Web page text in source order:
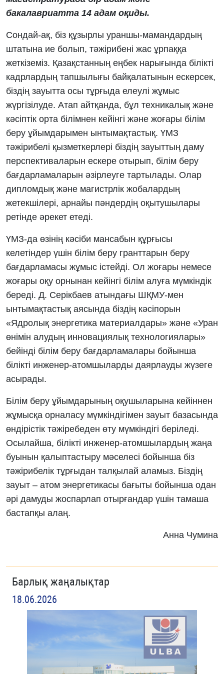
бакалавриатта 14 адам оқиды.
Сондай-ақ, біз құзырлы ураншы-мамандардың
штатына ие болып, тәжірибені жас ұрпаққа
жеткіземіз. Қазақстанның еңбек нарығында білікті
кадрлардың тапшылығы байқалатынын ескерсек,
біздің зауытта осы тұрғыда елеулі жұмыс
жүргізілуде. Атап айтқанда, бұл техникалық және
кәсіптік орта білімнен кейінгі және жоғары білім
беру ұйымдарымен ынтымақтастық. ҮМЗ
тәжірибелі қызметкерлері біздің зауыттың даму
перспективаларын ескере отырып, білім беру
бағдарламаларын әзірлеуге тартылады. Олар
дипломдық және магистрлік жобалардың
жетекшілері, арнайы пәндердің оқытушылары
ретінде әрекет етеді.
ҮМЗ-да өзінің кәсіби мансабын құрғысы
келетіндер үшін білім беру гранттарын беру
бағдарламасы жұмыс істейді. Ол жоғары немесе
жоғары оқу орнынан кейінгі білім алуға мүмкіндік
береді. Д. Серікбаев атындағы ШҚМУ-мен
ынтымақтастық аясында біздің кәсіпорын
«Ядролық энергетика материалдары» және «Уран
өнімін алудың инновациялық технологиялары»
бейінді білім беру бағдарламалары бойынша
білікті инженер-атомшыларды даярлауды жүзеге
асырады.
Білім беру ұйымдарының оқушыларына кейіннен
жұмысқа орналасу мүмкіндігімен зауыт базасында
өндірістік тәжіребеден өту мүмкіндігі беріледі.
Осылайша, білікті инженер-атомшылардың жаңа
буынын қалыптастыру мәселесі бойынша біз
тәжірибелік тұрғыдан талқылай аламыз. Біздің
зауыт – атом энергетикасы бағыты бойынша одан
әрі дамуды жоспарлап отырғандар үшін тамаша
бастапқы алаң.
Анна Чумина
Барлық жаңалықтар
18.06.2026